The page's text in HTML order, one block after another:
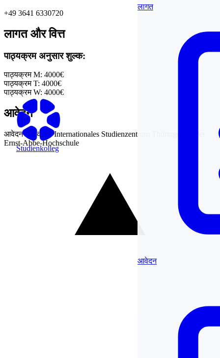
Studienkolleg
लागत
आवेदन
+49 3641 6330720
लागत और वित्त
पाठ्यक्रम अनुसार शुल्क:
पाठ्यक्रम M: 4000€
पाठ्यक्रम T: 4000€
पाठ्यक्रम W: 4000€
आवेदन
आवेदन जानकारी:Internationales Studienzentrum Thüringen an der
Ernst-Abbe-Hochschule